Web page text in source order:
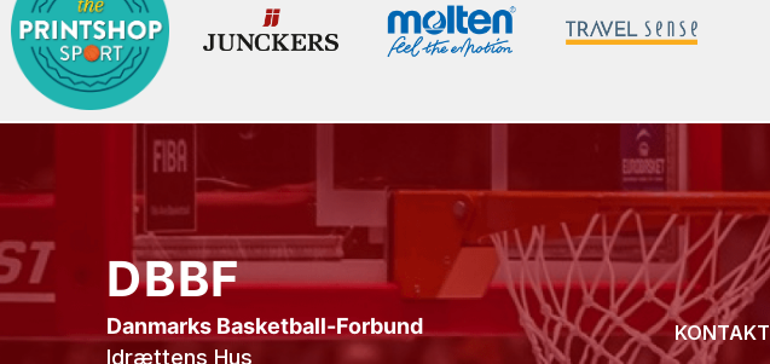
DBBF
Danmarks Basketball-Forbund
Idrættens Hus
KONTAKT